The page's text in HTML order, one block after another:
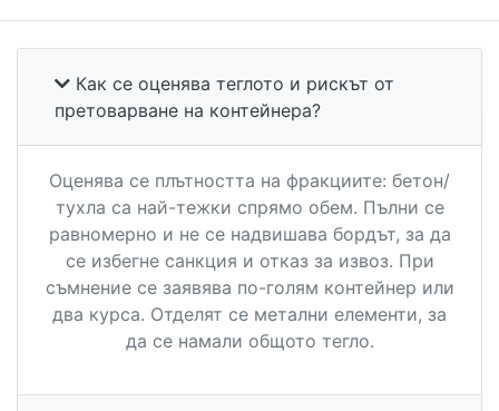
Как се оценява теглото и рискът от
претоварване на контейнера?
Оценява се плътността на фракциите: бетон/
тухла са най-тежки спрямо обем. Пълни се
равномерно и не се надвишава бордът, за да
се избегне санкция и отказ за извоз. При
съмнение се заявява по-голям контейнер или
два курса. Отделят се метални елементи, за
да се намали общото тегло.